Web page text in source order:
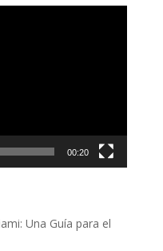
00:20
Una Guía para el